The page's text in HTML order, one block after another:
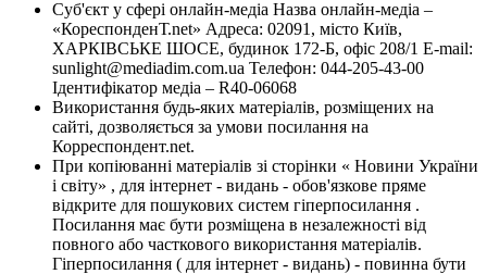
Суб'єкт у сфері онлайн-медіа Назва онлайн-медіа –
«КореспонденТ.net» Адреса: 02091, місто Київ,
ХАРКІВСЬКЕ ШОСЕ, будинок 172-Б, офіс 208/1 E-mail:
sunlight@mediadim.com.ua Телефон: 044-205-43-00
Ідентифікатор медіа – R40-06068
Використання будь-яких матеріалів, розміщених на
сайті, дозволяється за умови посилання на
Корреспондент.net.
При копіюванні матеріалів зі сторінки « Новини України
і світу» , для інтернет - видань - обов'язкове пряме
відкрите для пошукових систем гіперпосилання .
Посилання має бути розміщена в незалежності від
повного або часткового використання матеріалів.
Гіперпосилання ( для інтернет - видань) - повинна бути